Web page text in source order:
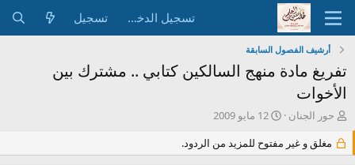
تسجيل الدخول تسجيل
أرشيف الفصول السابقة
تفريغ مادة منهج السالكين كتابي .. مشترك بين
الأخوات
ب
د
ئ
حور الجنان
ت
ر
ي
12 مايو 2009
مغلق و غير مفتوح للمزيد من الردود.